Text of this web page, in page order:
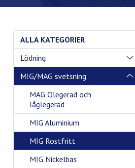
ALLA KATEGORIER
Lödning
MIG/MAG svetsning
MAG Olegerad och
låglegerad
MIG Aluminium
MIG Rostfritt
MIG Nickelbas